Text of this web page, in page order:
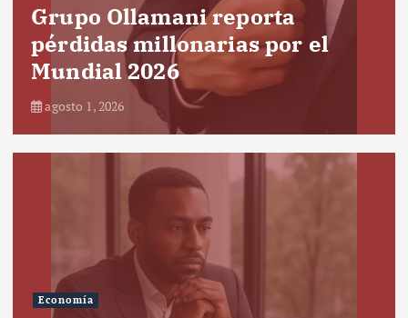
Grupo Ollamani reporta
pérdidas millonarias por el
Mundial 2026
agosto 1, 2026
Economía